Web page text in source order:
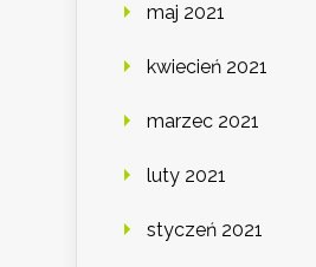
maj 2021
kwiecień 2021
marzec 2021
luty 2021
styczeń 2021